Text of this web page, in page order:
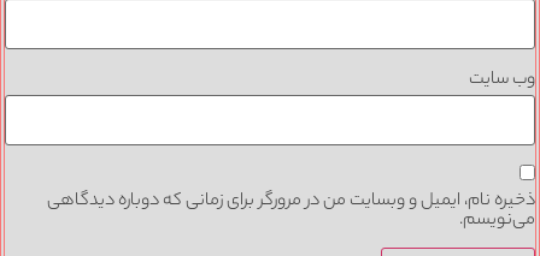
وب‌ سایت
ذخیره نام، ایمیل و وبسایت من در مرورگر برای زمانی که دوباره دیدگاهی
می‌نویسم.